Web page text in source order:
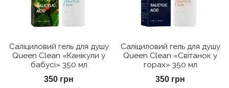
Саліциловий гель для душу
Queen Clean «Канікули у
бабусі» 350 мл
350 грн
Саліциловий гель для душу
Queen Clean «Світанок у
горах» 350 мл
350 грн